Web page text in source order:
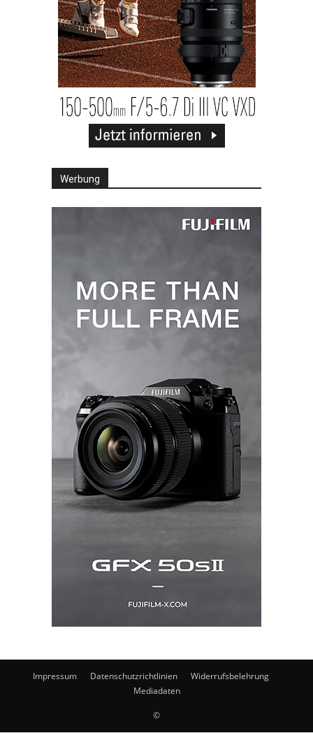
Werbung
Impressum Datenschutzrichtlinien
Widerrufsbelehrung
Mediadaten
©